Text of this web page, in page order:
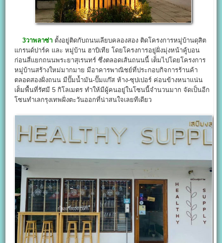
3วาพลาซ่า ตั้งอยู่ติดกับถนนเลียบคลองสอง ติดโครงการหมู่บ้านดุสิต
แกรนด์ปาร์ค และ หมู่บ้าน ฮาบิเทีย โดยโครงการอยู่ฝั่งมุ่งหน้าคู้บอน
ก่อนสี่แยกถนนพระยาสุเรนทร์ ซึ่งตลอดเส้นถนนนี้ เต็มไปโดยโครงการ
หมู่บ้านสร้างใหม่มากมาย มีอาคารพาณิชย์ที่ประกอบกิจการร้านค้า
ตลอดสองฝั่งถนน มีปั๊มน้ำมัน-ปั๊มแก๊ส ห้าง-ซุปเปอร์ ค่อนข้างหนาแน่น
เต็มพื้นที่รัศมี 5 กิโลเมตร ทำให้มีผู้คนอยู่ในโซนนี้จำนวนมาก จัดเป็นอีก
โซนทำเลกรุงเทพฝั่งตะวันออกที่น่าสนใจเลยทีเดียว